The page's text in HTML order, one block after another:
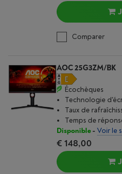
Comparer
AOC 25G3ZM/BK
Écochèques
Technologie
Taux de
Temps de
Disponible- Voir le
€ 148,00